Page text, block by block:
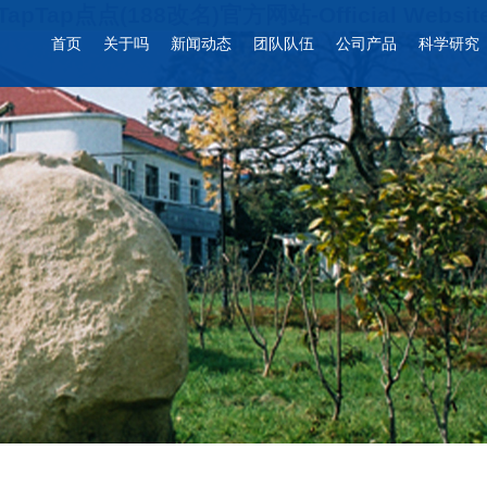
首页 关于吗 新闻动态 团队队伍 公司产品 科学研究